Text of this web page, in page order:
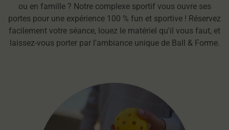
ou en famille ? Notre complexe sportif vous ouvre ses
portes pour une expérience 100 % fun et sportive ! Réservez
facilement votre séance, louez le matériel qu'il vous faut, et
laissez-vous porter par l'ambiance unique de Ball & Forme.